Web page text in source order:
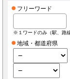
開示し、もしくは利
会員は、IDを善良な
会員は、紛失、喪失
た場合、またそのお
の他店舗・事務所
フリーワード
※１ワードのみ（駅、路
地域・都道府県